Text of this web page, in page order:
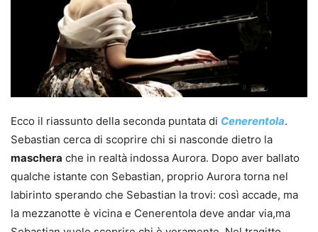
Ecco il riassunto della seconda puntata di Cenerentola.
Sebastian cerca di scoprire chi si nasconde dietro la
maschera che in realtà indossa Aurora. Dopo aver ballato
qualche istante con Sebastian, proprio Aurora torna nel
labirinto sperando che Sebastian la trovi: così accade, ma
la mezzanotte è vicina e Cenerentola deve andar via,ma